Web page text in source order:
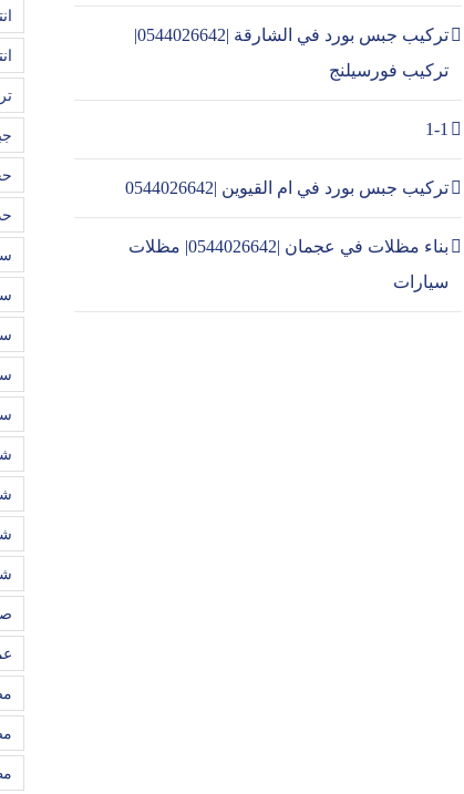
تركيب جبس بورد في الشارقة |0544026642|
تركيب فورسيلنج
1-1
تركيب جبس بورد في ام القيوين |0544026642
بناء مظلات في عجمان |0544026642| مظلات
سيارات